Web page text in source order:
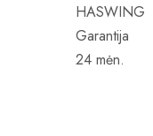
HASWING
Garantija
24 mėn.